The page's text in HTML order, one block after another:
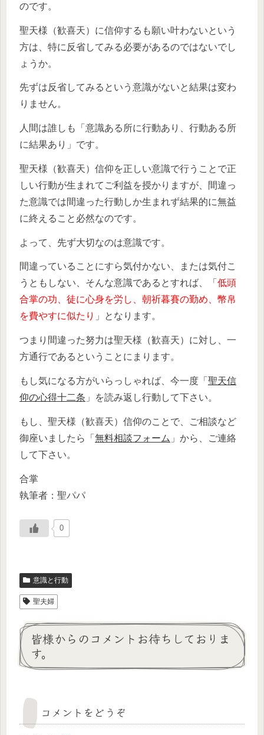
のです。
聖天様（歓喜天）に信仰するも願い叶わないという
方は、特に反省してみる必要があるのではないでし
ょうか。
先ずは反省してみるという意識がないと結果は変わ
りません。
人間は誰しも「意識ある所に行動あり、行動ある所
に結果あり」です。
聖天様（歓喜天）信仰を正しい意識で行うことで正
しい行動が生まれてご利益を授かりますが、間違っ
た意識では間違った行動しか生まれず結果的に無益
に終えること必然なのです。
よって、先ず大切なのは意識です。
間違っていることにすら気付かない、または気付こ
うともしない、そんな意識であるとすれば、「 低頭
合掌の功、徒に心身を労し、朝祈暮賽の勤め、幣帛
を費やすに似たり 」となります。
つまり間違った努力は聖天様（歓喜天）に対し、一
方通行であるということにまります。
もし気になる方がいらっしゃれば、今一度「 聖天信
仰の心得十二条 」を読み返し行動して下さい。
もし、聖天様（歓喜天）信仰のことで、ご相談など
御座いましたら「 無料相談フォーム 」から、ご連絡
して下さい。
合掌
執筆者：聖パパ
0
意識と行動
聖夫婦
皆様からのコメントお待ちしておりま
す。
コメントをどうぞ